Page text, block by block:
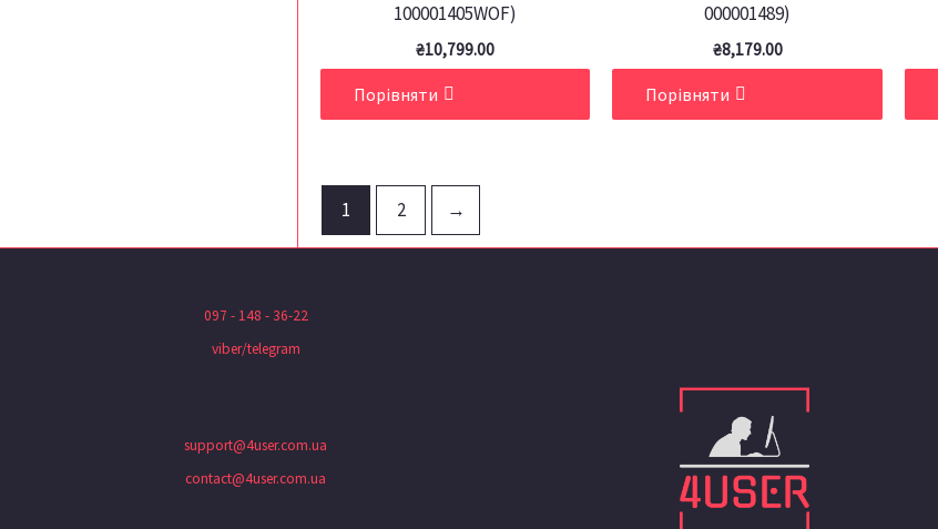
100001405WOF)
₴10,799.00
Порівняти
000001489)
₴8,179.00
Порівняти
1 2 →
097 - 148 - 36-22
viber/telegram
support@4user.com.ua
contact@4user.com.ua